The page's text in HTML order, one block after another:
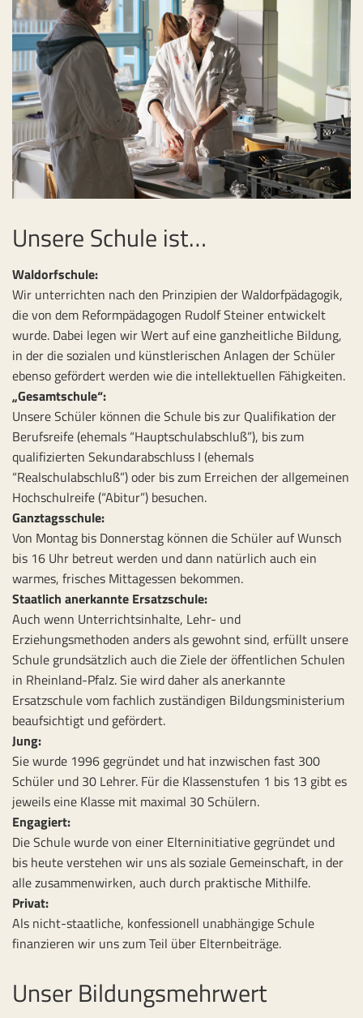
Unsere Schule ist…
Waldorfschule:
Wir unterrichten nach den Prinzipien der Waldorfpädagogik,
die von dem Reformpädagogen Rudolf Steiner entwickelt
wurde. Dabei legen wir Wert auf eine ganzheitliche Bildung,
in der die sozialen und künstlerischen Anlagen der Schüler
ebenso gefördert werden wie die intellektuellen Fähigkeiten.
„Gesamtschule“:
Unsere Schüler können die Schule bis zur Qualifikation der
Berufsreife (ehemals “Hauptschulabschluß”), bis zum
qualifizierten Sekundarabschluss I (ehemals
“Realschulabschluß”) oder bis zum Erreichen der allgemeinen
Hochschulreife (“Abitur”) besuchen.
Ganztagsschule:
Von Montag bis Donnerstag können die Schüler auf Wunsch
bis 16 Uhr betreut werden und dann natürlich auch ein
warmes, frisches Mittagessen bekommen.
Staatlich anerkannte Ersatzschule:
Auch wenn Unterrichtsinhalte, Lehr- und
Erziehungsmethoden anders als gewohnt sind, erfüllt unsere
Schule grundsätzlich auch die Ziele der öffentlichen Schulen
in Rheinland-Pfalz. Sie wird daher als anerkannte
Ersatzschule vom fachlich zuständigen Bildungsministerium
beaufsichtigt und gefördert.
Jung:
Sie wurde 1996 gegründet und hat inzwischen fast 300
Schüler und 30 Lehrer. Für die Klassenstufen 1 bis 13 gibt es
jeweils eine Klasse mit maximal 30 Schülern.
Engagiert:
Die Schule wurde von einer Elterninitiative gegründet und
bis heute verstehen wir uns als soziale Gemeinschaft, in der
alle zusammenwirken, auch durch praktische Mithilfe.
Privat:
Als nicht-staatliche, konfessionell unabhängige Schule
finanzieren wir uns zum Teil über Elternbeiträge.
Unser Bildungsmehrwert